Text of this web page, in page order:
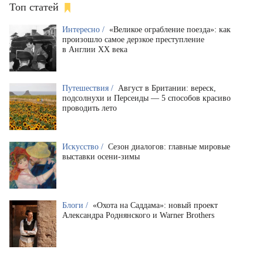
Топ статей
Интересно / «Великое ограбление поезда»: как
произошло самое дерзкое преступление
в Англии XX века
Путешествия / Август в Британии: вереск,
подсолнухи и Персеиды — 5 способов красиво
проводить лето
Искусство / Сезон диалогов: главные мировые
выставки осени-зимы
Блоги / «Охота на Саддама»: новый проект
Александра Роднянского и Warner Brothers